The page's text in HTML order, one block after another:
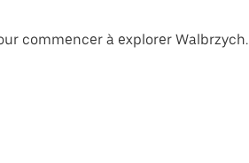
commencer à explorer Walbrzych.